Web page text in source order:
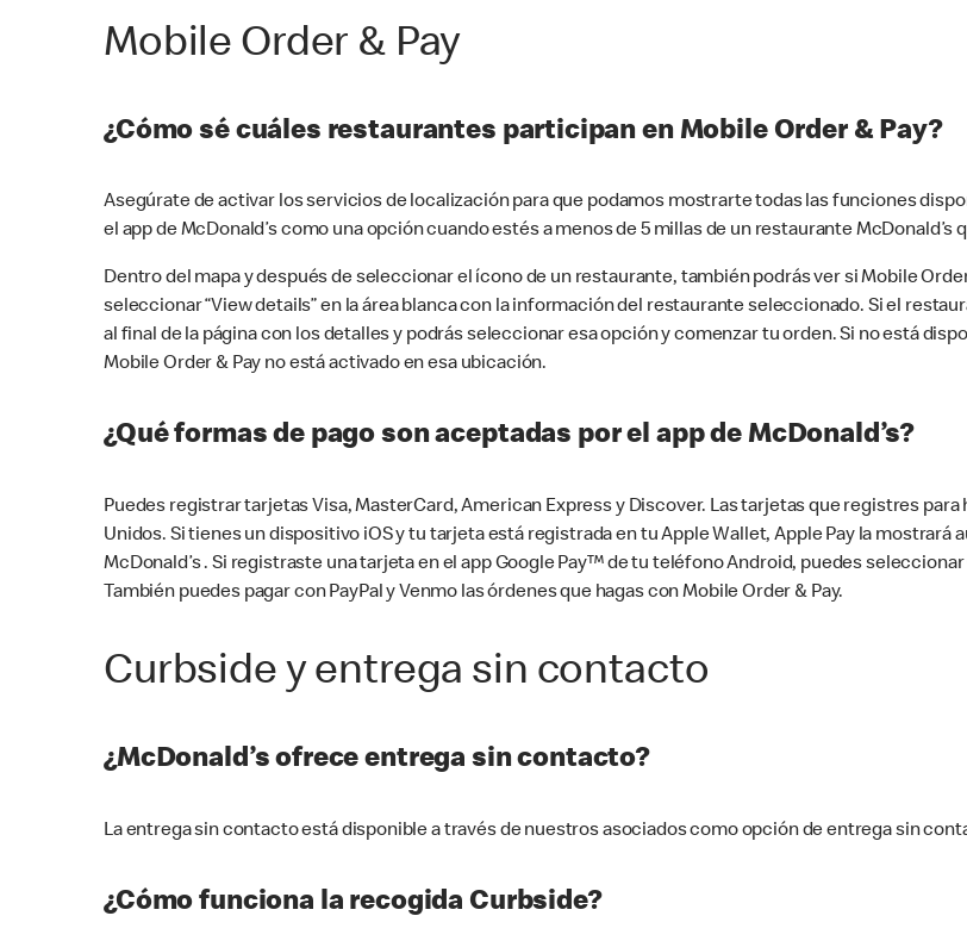
Mobile Order & Pay
¿Cómo sé cuáles restaurantes participan en Mobile Order & Pay?
Asegúrate de activar los servicios de localización para que podamos mostrarte todas las funciones
el app de McDonald’s como una opción cuando estés a menos de 5 millas de un restaurante McDonald’s
Dentro del mapa y después de seleccionar el ícono de un restaurante, también podrás ver si Mobile
seleccionar “View details” en la área blanca con la información del restaurante seleccionado. Si el
al final de la página con los detalles y podrás seleccionar esa opción y comenzar tu orden. Si no está
Mobile Order & Pay no está activado en esa ubicación.
¿Qué formas de pago son aceptadas por el app de McDonald’s?
Puedes registrar tarjetas Visa, MasterCard, American Express y Discover. Las tarjetas que registres
Unidos. Si tienes un dispositivo iOS y tu tarjeta está registrada en tu Apple Wallet, Apple Pay la
McDonald’s . Si registraste una tarjeta en el app Google Pay™ de tu teléfono Android, puedes
También puedes pagar con PayPal y Venmo las órdenes que hagas con Mobile Order & Pay.
Curbside y entrega sin contacto
¿McDonald’s ofrece entrega sin contacto?
La entrega sin contacto está disponible a través de nuestros asociados como opción de entrega sin
¿Cómo funciona la recogida Curbside?